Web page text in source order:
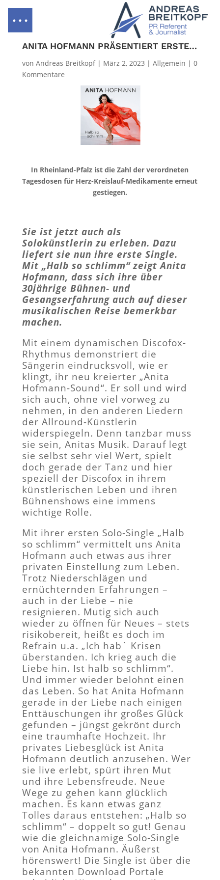
ANITA HOFMANN PRÄSENTIERT ERSTE SOLO-SINGLE
von Andreas Breitkopf| März 2, 2023 | Allgemein | 0
Kommentare
In Rheinland-Pfalz ist die Zahl der verordneten
Tagesdosen für Herz-Kreislauf-Medikamente erneut
gestiegen.
Sie ist jetzt auch als
Solokünstlerin zu erleben. Dazu
liefert sie nun ihre erste Single.
Mit „Halb so schlimm“ zeigt Anita
Hofmann, dass sich ihre über
30jährige Bühnen- und
Gesangserfahrung auch auf dieser
musikalischen Reise bemerkbar
machen.
Mit einem dynamischen Discofox-
Rhythmus demonstriert die
Sängerin eindrucksvoll, wie er
klingt, ihr neu kreierter „Anita
Hofmann-Sound“. Er soll und wird
sich auch, ohne viel vorweg zu
nehmen, in den anderen Liedern
der Allround-Künstlerin
widerspiegeln. Denn tanzbar muss
sie sein, Anitas Musik. Darauf legt
sie selbst sehr viel Wert, spielt
doch gerade der Tanz und hier
speziell der Discofox in ihrem
künstlerischen Leben und ihren
Bühnenshows eine immens
wichtige Rolle.
Mit ihrer ersten Solo-Single „Halb
so schlimm“ vermittelt uns Anita
Hofmann auch etwas aus ihrer
privaten Einstellung zum Leben.
Trotz Niederschlägen und
ernüchternden Erfahrungen –
auch in der Liebe – nie
resignieren. Mutig sich auch
wieder zu öffnen für Neues – stets
risikobereit, heißt es doch im
Refrain u.a. „Ich hab` Krisen
überstanden. Ich krieg auch die
Liebe hin. Ist halb so schlimm“.
Und immer wieder belohnt einen
das Leben. So hat Anita Hofmann
gerade in der Liebe nach einigen
Enttäuschungen ihr großes Glück
gefunden – jüngst gekrönt durch
eine traumhafte Hochzeit. Ihr
privates Liebesglück ist Anita
Hofmann deutlich anzusehen. Wer
sie live erlebt, spürt ihren Mut
und ihre Lebensfreude. Neue
Wege zu gehen kann glücklich
machen. Es kann etwas ganz
Tolles daraus entstehen: „Halb so
schlimm“ – doppelt so gut! Genau
wie die gleichnamige Solo-Single
von Anita Hofmann. Äußerst
hörenswert! Die Single ist über die
bekannten Download Portale